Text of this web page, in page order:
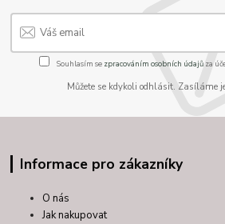
Souhlasím se zpracováním osobních údajůza
Můžete se kdykoli odhlásit. Zasíláme
Informace pro zákazníky
O nás
Jak nakupovat